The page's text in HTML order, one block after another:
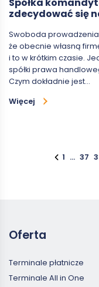
zdecydować się
Swoboda
że obecnie własną
i to w krótkim czasie.
spółki prawa
Czym dokładnie jest…
Więcej
1 … 37
Oferta
Terminale płatnicze
Terminale All in One